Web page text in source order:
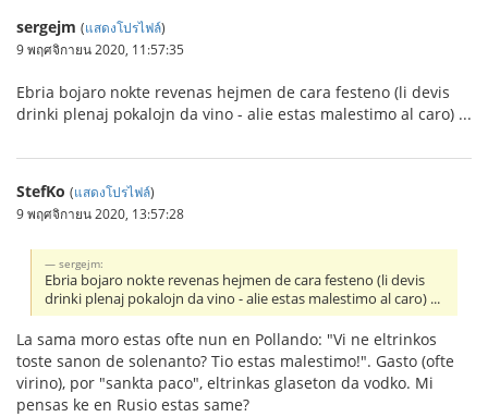
sergejm (แสดงโปรไฟล์)
9 พฤศจิกายน 2020, 11:57:35
Ebria bojaro nokte revenas hejmen de cara festeno (li devis
drinki plenaj pokalojn da vino - alie estas malestimo al caro) ...
StefKo (แสดงโปรไฟล์)
9 พฤศจิกายน 2020, 13:57:28
sergejm:
Ebria bojaro nokte revenas hejmen de cara festeno (li devis
drinki plenaj pokalojn da vino - alie estas malestimo al caro) ...
La sama moro estas ofte nun en Pollando: "Vi ne eltrinkos
toste sanon de solenanto? Tio estas malestimo!". Gasto (ofte
virino), por "sankta paco", eltrinkas glaseton da vodko. Mi
pensas ke en Rusio estas same?